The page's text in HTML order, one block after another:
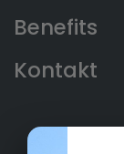
Benefits